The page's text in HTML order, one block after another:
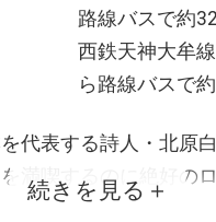
路線バスで約32
西鉄天神大牟
ら路線バスで約
代表する詩人・北原
満喫するのに絶好の
望大浴場からは、柳
続きを見る